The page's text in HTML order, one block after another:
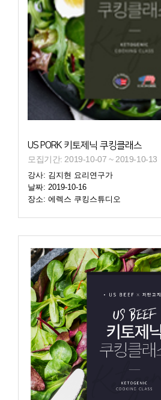
US PORK 키토제닉 쿠킹클래스
모집기간: 2019-10-07 ~ 2019-10-13
강사: 김지현 요리연구가
날짜: 2019-10-16
장소: 에렉스 쿠킹스튜디오